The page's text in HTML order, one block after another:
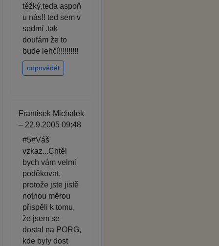
těžký,teda aspoň
u nás!! ted sem v
sedmí .tak
doufám že to
bude lehčí!!!!!!!!!!
odpovědět
Frantisek Michalek
– 22.9.2005 09:48
#5#Váš
vzkaz...Chtěl
bych vám velmi
poděkovat,
protože jste jistě
notnou měrou
přispěli k tomu,
že jsem se
dostal na PORG,
kde byly dost